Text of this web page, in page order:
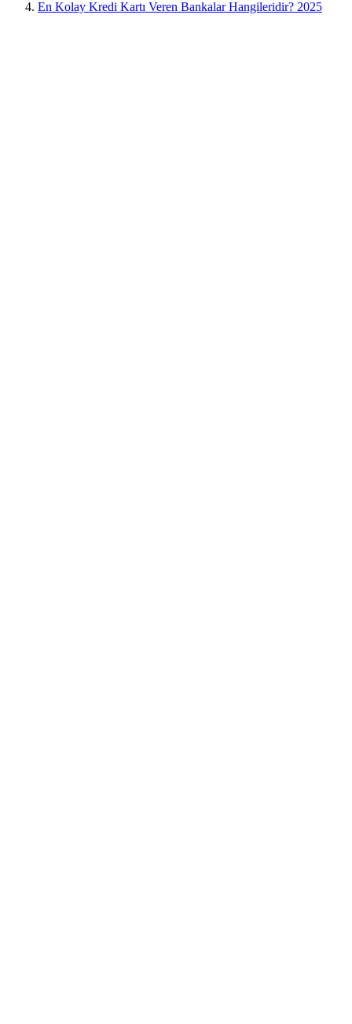
En Kolay Kredi Kartı Veren Bankalar Hangileridir? 2025